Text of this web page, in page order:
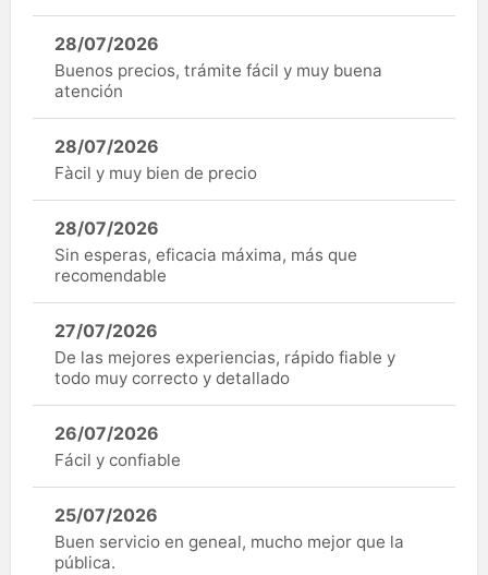
28/07/2026
Buenos precios, trámite fácil y muy buena
atención
28/07/2026
Fàcil y muy bien de precio
28/07/2026
Sin esperas, eficacia máxima, más que
recomendable
27/07/2026
De las mejores experiencias, rápido fiable y
todo muy correcto y detallado
26/07/2026
Fácil y confiable
25/07/2026
Buen servicio en geneal, mucho mejor que la
pública.